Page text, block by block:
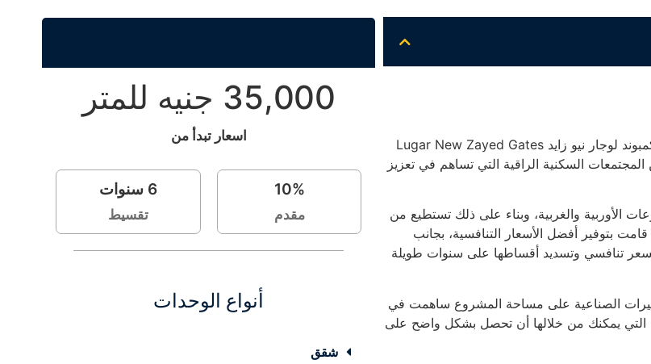
من المشروعات السكنية التي تقدمها شركة جيتس للتطوير العقاري هي كمبوند لوجار نيو زايد Lugar New Zayed Gates
السكنية الراقية التي تساهم في تعزيز
والغربية، وبناء على ذلك تستطيع من
بتوفير أفضل الأسعار التنافسية، بجانب
بسعر تنافسي وتسديد أقساطها على سنوات طويلة
الصناعية على مساحة المشروع ساهمت في
التي يمكنك من خلالها أن تحصل بشكل واضح على
35,000 جنيه للمتر
اسعار تبدأ من
10%
مقدم
6 سنوات
تقسيط
أنواع الوحدات
شقق